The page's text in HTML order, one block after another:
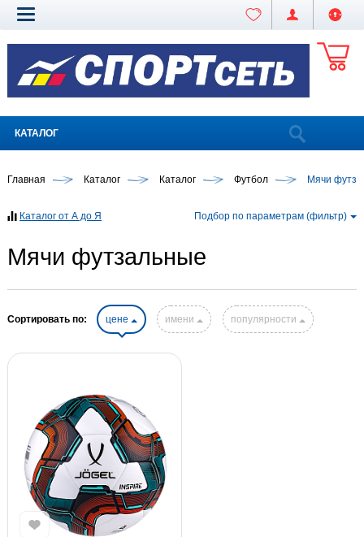
КАТАЛОГ
Главная Каталог Каталог Футбол Мячи
Каталог от А до Я Подбор по параметрам (фильтр)
Мячи футзальные
Сортировать по: цене имени популярности